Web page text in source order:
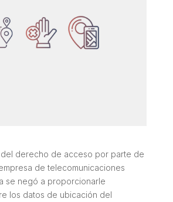
derecho de acceso por parte de
de telecomunicaciones
se negó a proporcionarle
los datos de ubicación del